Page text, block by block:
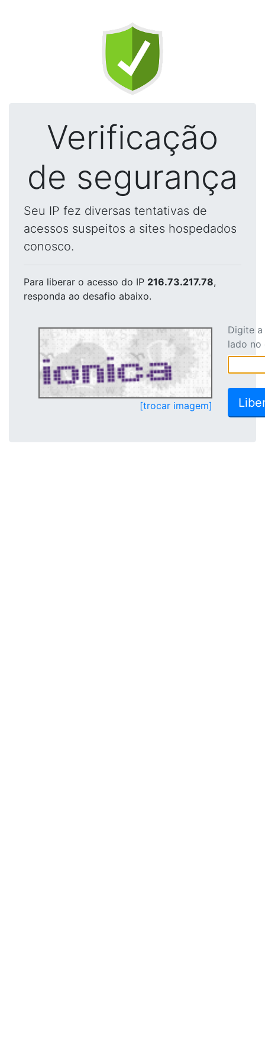
Verificação
de segurança
Seu IP fez diversas tentativas de
acessos suspeitos a sites hospedados
conosco.
Para liberar o acesso do IP 216.73.217.78,
responda ao desafio abaixo.
[trocar imagem]
Digite
lado no